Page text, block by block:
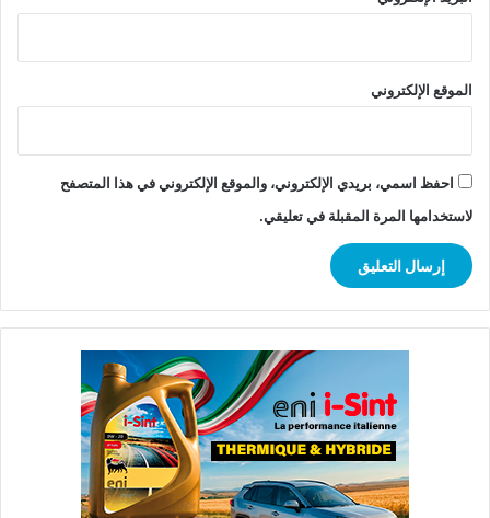
الموقع الإلكتروني
احفظ اسمي، بريدي الإلكتروني، والموقع الإلكتروني في هذا المتصفح
لاستخدامها المرة المقبلة في تعليقي.